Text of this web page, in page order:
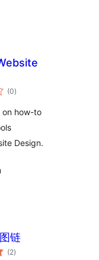
(0puntuacions
totals
)
on how-to
Design.
链
(2puntuacions
totals
)